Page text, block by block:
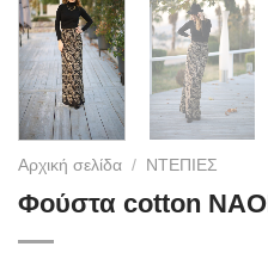
Αρχική σελίδα / ΝΤΕΠΙΕΣ
Φούστα cotton